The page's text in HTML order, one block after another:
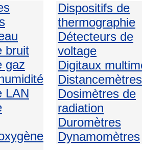
bruit
gaz
LAN
Dispositifs de
thermographie
Détecteurs de
voltage
Digitaux
Distancemètres
Dosimètres de
radiation
Duromètres
Dynamomètres